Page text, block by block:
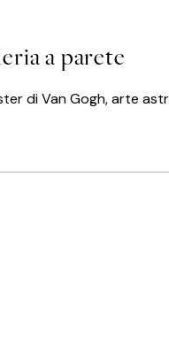
a parete
di Van Gogh, arte